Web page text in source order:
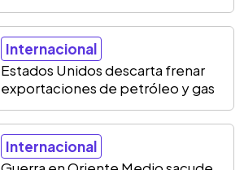
Internacional
Estados Unidos descarta frenar
exportaciones de petróleo y gas
Internacional